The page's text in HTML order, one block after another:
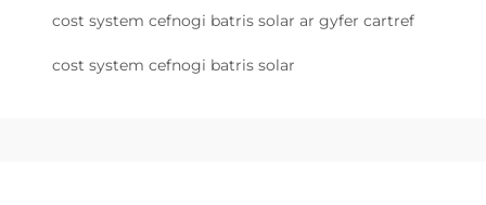
cost system cefnogi batris solar ar gyfer cartref
cost system cefnogi batris solar